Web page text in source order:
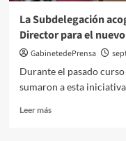
La Subdelegación
Director para el
GabinetedePrensa
Durante el pasado
sumaron a esta
Leer másLeer